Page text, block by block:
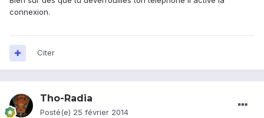
connexion.
Citer
Tho-Radia
Posté(e) 25 février 2014